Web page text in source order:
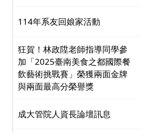
114年系友回娘家活動
狂賀！林政陞老師指導同學參
加「2025臺南美食之都國際餐
飲藝術挑戰賽」榮獲兩面金牌
與兩面最高分榮譽獎
成大管院人資長論壇訊息